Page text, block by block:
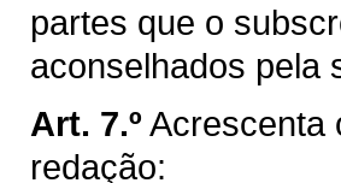
partes que o
aconselhados pela
Art. 7.º Acrescenta
redação: